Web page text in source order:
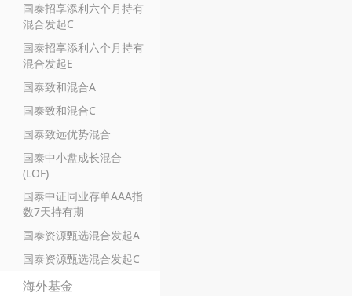
国泰招享添利六个月持有
混合发起C
国泰招享添利六个月持有
混合发起E
国泰致和混合A
国泰致和混合C
国泰致远优势混合
国泰中小盘成长混合
(LOF)
国泰中证同业存单AAA指
数7天持有期
国泰资源甄选混合发起A
国泰资源甄选混合发起C
海外基金